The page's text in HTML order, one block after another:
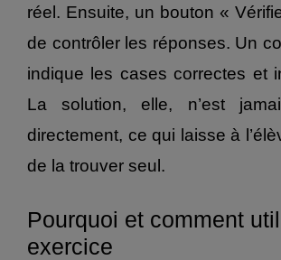
réel. Ensuite, un bouton «
de contrôler les réponses. Un
indique les cases correctes et
La solution, elle, n’est
directement, ce qui laisse à
de la trouver seul.
Pourquoi et comment
exercice